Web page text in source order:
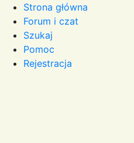
Strona główna
Forum i czat
Szukaj
Pomoc
Rejestracja